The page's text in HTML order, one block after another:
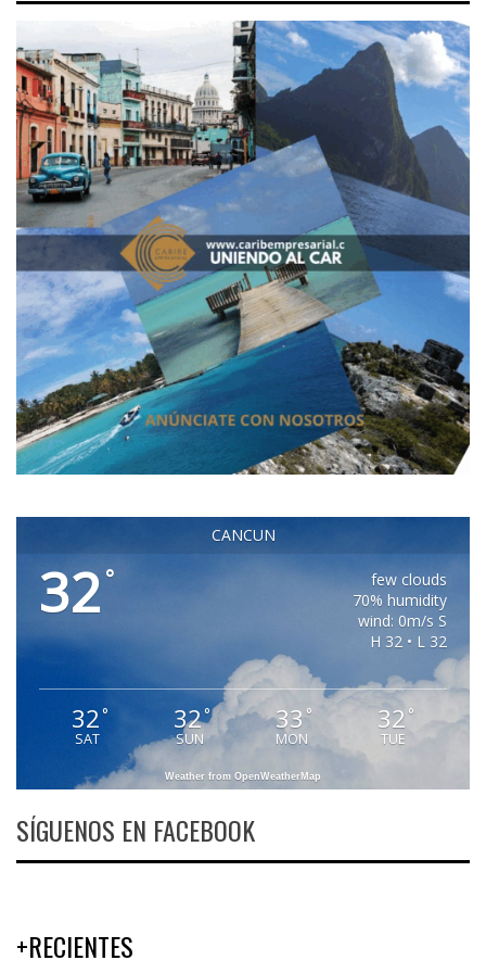
CANCUN
32 °
few clouds
70% humidity
wind: 0m/s S
H 32 • L 32
32°
SAT
32°
SUN
33 °
MON
32 °
TUE
Weather from OpenWeatherMap
SÍGUENOS EN FACEBOOK
+RECIENTES